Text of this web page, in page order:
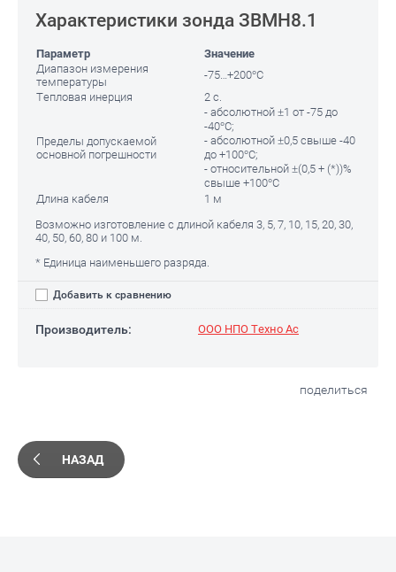
Характеристики зонда ЗВМН8.1
Параметр
Значение
Диапазон измерения
температуры
-75…+200°С
Тепловая инерция
2 с.
Пределы допускаемой
основной погрешности
- абсолютной ±1 от -75 до
-40°С;
- абсолютной ±0,5 свыше -40
до +100°С;
- относительной ±(0,5 + (*))%
свыше +100°С
Длина кабеля
1 м
Возможно изготовление с длиной кабеля 3, 5, 7, 10, 15, 20, 30,
40, 50, 60, 80 и 100 м.
* Единица наименьшего разряда.
Добавить к сравнению
Производитель: ООО НПО Техно Ас
поделиться
НАЗАД